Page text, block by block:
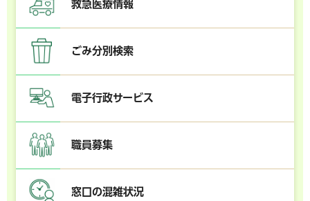
救急医療情報
ごみ分別検索
電子行政サービス
職員募集
窓口の混雑状況